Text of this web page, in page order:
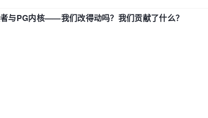
与PG内核——我们改得动吗？我们贡献了什么？